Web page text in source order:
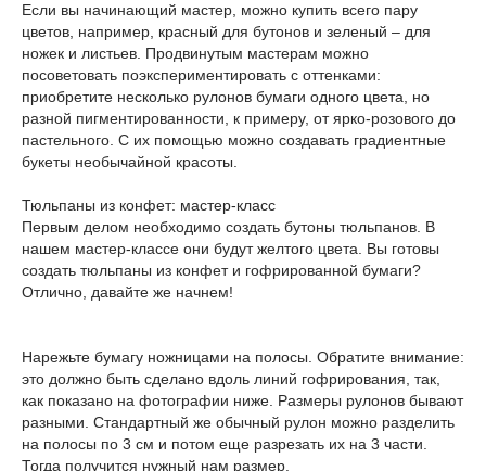
Если вы начинающий мастер, можно купить всего пару
цветов, например, красный для бутонов и зеленый – для
ножек и листьев. Продвинутым мастерам можно
посоветовать поэкспериментировать с оттенками:
приобретите несколько рулонов бумаги одного цвета, но
разной пигментированности, к примеру, от ярко-розового до
пастельного. С их помощью можно создавать градиентные
букеты необычайной красоты.
Тюльпаны из конфет: мастер-класс
Первым делом необходимо создать бутоны тюльпанов. В
нашем мастер-классе они будут желтого цвета. Вы готовы
создать тюльпаны из конфет и гофрированной бумаги?
Отлично, давайте же начнем!
Нарежьте бумагу ножницами на полосы. Обратите внимание:
это должно быть сделано вдоль линий гофрирования, так,
как показано на фотографии ниже. Размеры рулонов бывают
разными. Стандартный же обычный рулон можно разделить
на полосы по 3 см и потом еще разрезать их на 3 части.
Тогда получится нужный нам размер.